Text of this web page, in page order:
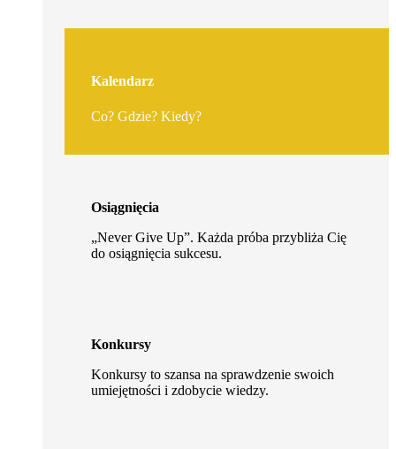
Kalendarz
Co? Gdzie? Kiedy?
Osiągnięcia
„Never Give Up”. Każda próba przybliża Cię
do osiągnięcia sukcesu.
Konkursy
Konkursy to szansa na sprawdzenie swoich
umiejętności i zdobycie wiedzy.